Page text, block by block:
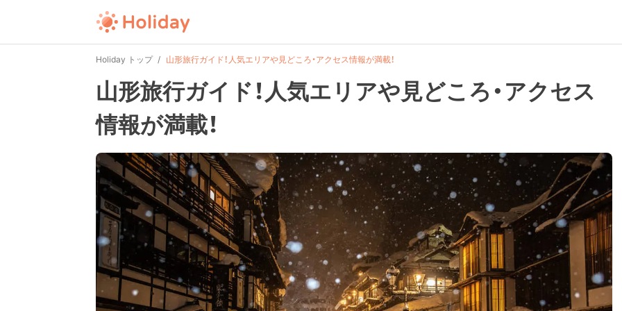
Holiday トップ 山形旅行ガイド！人気エリアや見どころ・アクセス情報が満載！
山形旅行ガイド！人気エリアや見どころ・アクセス
情報が満載！